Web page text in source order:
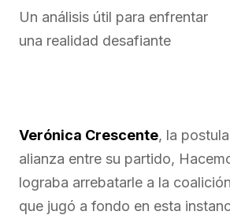
Un análisis útil para enfrentar
una realidad desafiante
Verónica Crescente, la
alianza entre su partido,
lograba arrebatarle a la
que jugó a fondo en esta